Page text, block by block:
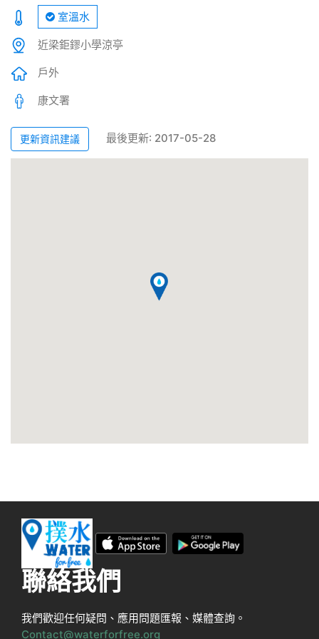
室溫水
近梁鉅鏐小學涼亭
戶外
康文署
更新資訊建議 最後更新: 2017-05-28
聯絡我們
我們歡迎任何疑問、應用問題匯報、媒體查詢。
Contact@waterforfree.org